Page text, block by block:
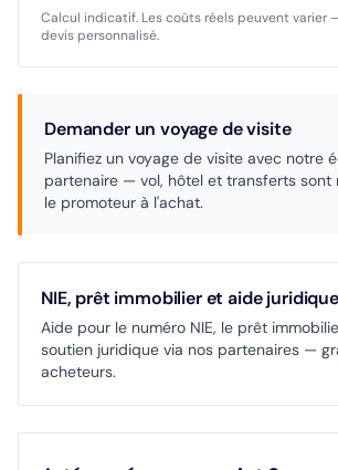
Calcul indicatif. Les coûts réels peuvent varier
devis personnalisé.
Demander un voyage de visite
Planifiez un voyage de visite avec notre
partenaire — vol, hôtel et transferts sont
le promoteur à l'achat.
NIE, prêt immobilier et aide juridique
Aide pour le numéro NIE, le prêt
soutien juridique via nos partenaires —
acheteurs.